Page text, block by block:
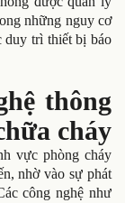
những nguy cơ
duy trì thiết bị báo
thông
cháy
vực phòng cháy
nhờ vào sự phát
công nghệ như